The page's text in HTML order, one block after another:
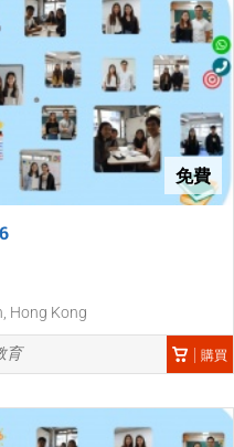
免費
Hong Kong
育 購買